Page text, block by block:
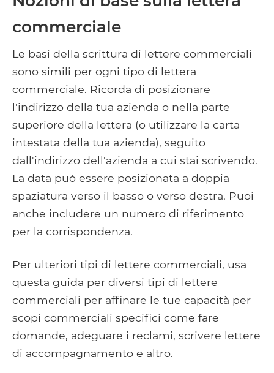
commerciale
Le basi della scrittura di lettere commerciali
sono simili per ogni tipo di lettera
commerciale. Ricorda di posizionare
l'indirizzo della tua azienda o nella parte
superiore della lettera (o utilizzare la carta
intestata della tua azienda), seguito
dall'indirizzo dell'azienda a cui stai scrivendo.
La data può essere posizionata a doppia
spaziatura verso il basso o verso destra. Puoi
anche includere un numero di riferimento
per la corrispondenza.
Per ulteriori tipi di lettere commerciali, usa
questa guida per diversi tipi di lettere
commerciali per affinare le tue capacità per
scopi commerciali specifici come fare
domande, adeguare i reclami, scrivere lettere
di accompagnamento e altro.